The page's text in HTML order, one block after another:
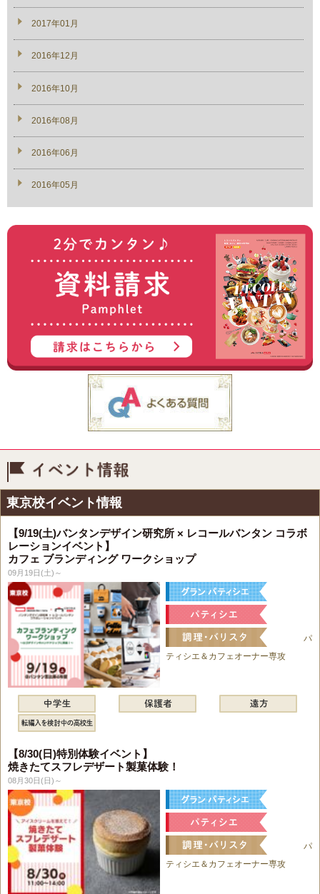
2017年01月
2016年12月
2016年10月
2016年08月
2016年06月
2016年05月
東京校イベント情報
【9/19(土)バンタンデザイン研究所 × レコールバンタン コラボ
レーションイベント】
カフェ ブランディング ワークショップ
09月19日(土)～
パ
ティシエ＆カフェオーナー専攻
【8/30(日)特別体験イベント】
焼きたてスフレデザート製菓体験！
08月30日(日)～
パ
ティシエ＆カフェオーナー専攻